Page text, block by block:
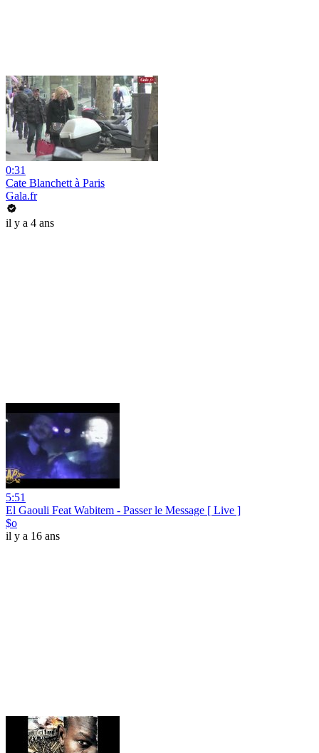
0:31
Cate Blanchett à Paris
Gala.fr
il y a 4 ans
5:51
El Gaouli Feat Wabitem - Passer le Message [ Live ]
$o
il y a 16 ans